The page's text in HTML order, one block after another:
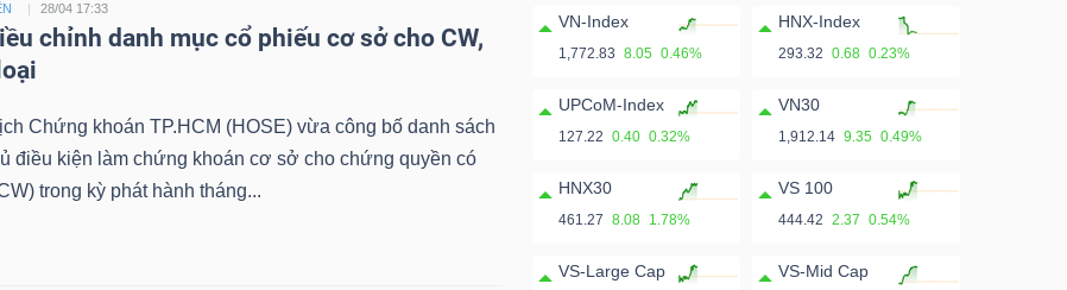
28/04 17:33
chỉnh danh mục cổ phiếu cơ sở cho CW,
Chứng khoán TP.HCM (HOSE) vừa công bố danh sách
điều kiện làm chứng khoán cơ sở cho chứng quyền có
trong kỳ phát hành tháng...
VN-Index
1,772.83 8.05 0.46%
HNX-Index
293.32 0.68 0.23%
UPCoM-Index
127.22 0.40 0.32%
VN30
1,912.14 9.35 0.49%
HNX30
461.27 8.08 1.78%
VS 100
444.42 2.37 0.54%
VS-Large Cap VS-Mid Cap